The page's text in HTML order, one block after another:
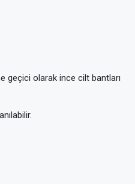
geçici olarak ince cilt bantları